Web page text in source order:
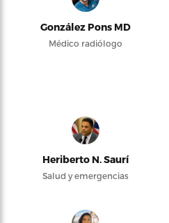
González Pons MD
Médico radiólogo
Heriberto N. Saurí
Salud y emergencias